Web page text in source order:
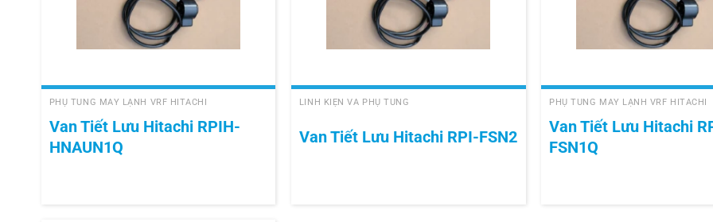
PHỤ TÙNG MÁY LẠNH VRF HITACHI
Van Tiết Lưu Hitachi RPIH-
HNAUN1Q
LINH KIỆN VÀ PHỤ TÙNG
Van Tiết Lưu Hitachi RPI-FSN2
PHỤ TÙNG MÁY LẠNH VRF HITACHI
Van Tiết Lưu Hitachi
FSN1Q